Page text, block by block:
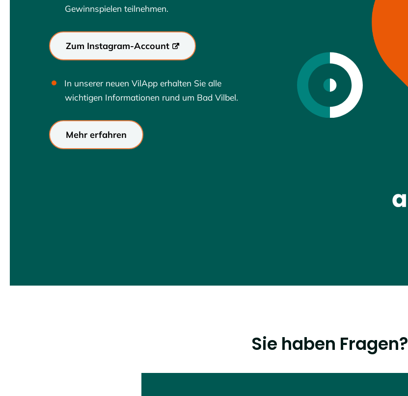
Gewinnspielen teilnehmen.
Zum Instagram-Account
In unserer neuen VilApp erhalten Sie alle
wichtigen Informationen rund um Bad Vilbel.
Mehr erfahren
Sie haben Fragen?